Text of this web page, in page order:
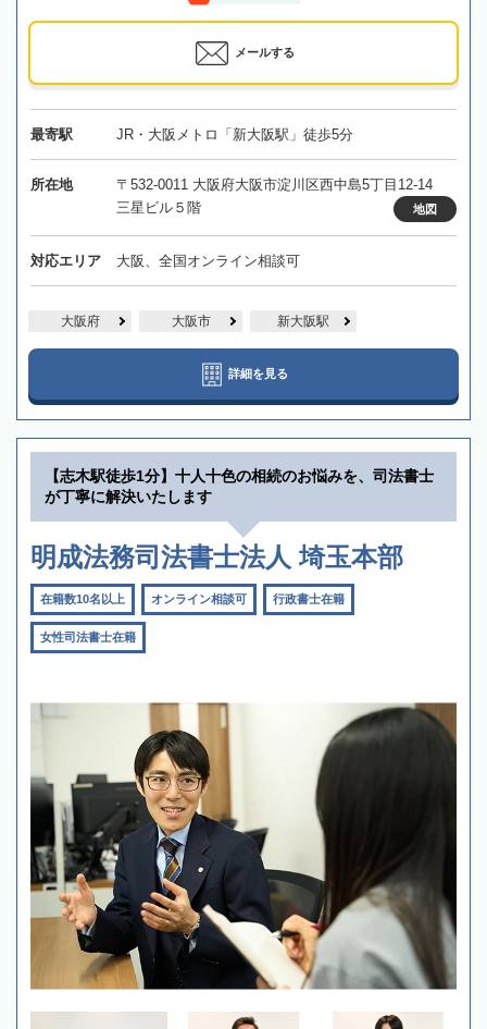
メールする
最寄駅 JR・大阪メトロ「新大阪駅」徒歩5分
所在地
〒532-0011 大阪府大阪市淀川区西中島5丁目12-14
三星ビル５階
地図
対応エリア 大阪、全国オンライン相談可
大阪府 大阪市 新大阪駅
詳細を見る
【志木駅徒歩1分】十人十色の相続のお悩みを、司法書士
が丁寧に解決いたします
明成法務司法書士法人 埼玉本部
在籍数10名以上 オンライン相談可 行政書士在籍
女性司法書士在籍